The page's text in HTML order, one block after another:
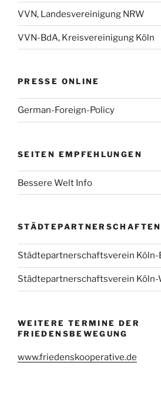
VVN, Landesvereinigung NRW
VVN-BdA, Kreisvereinigung Köln
PRESSE ONLINE
German-Foreign-Policy
SEITEN EMPFEHLUNGEN
Bessere Welt Info
STÄDTEPARTNERSCHAFTEN
Städtepartnerschaftsverein
Städtepartnerschaftsverein Köln-
WEITERE TERMINE DER
FRIEDENSBEWEGUNG
www.friedenskooperative.de